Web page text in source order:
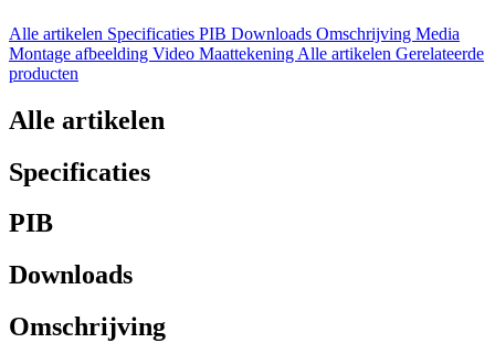
Alle artikelen Specificaties PIB Downloads Omschrijving Media
Montage afbeelding Video Maattekening Alle artikelen Gerelateerde
producten
Alle artikelen
Specificaties
PIB
Downloads
Omschrijving